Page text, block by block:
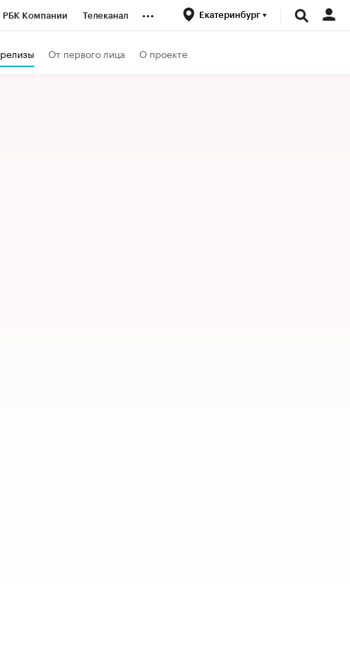
РБК Компании Телеканал ... Екатеринбург
От первого лица О проекте